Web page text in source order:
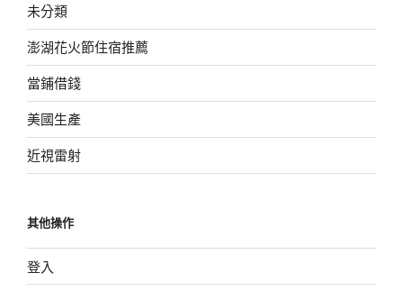
未分類
澎湖花火節住宿推薦
當鋪借錢
美國生產
近視雷射
其他操作
登入